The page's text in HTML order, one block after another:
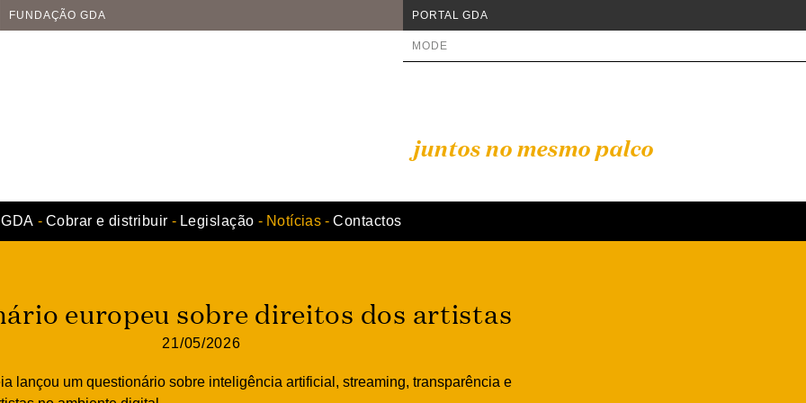
FUNDAÇÃO GDA PORTAL GDA
juntos no mesmo palco
MODE
GDA Cobrar e distribuir Legislação Notícias Contactos
europeu sobre direitos dos artistas
21/05/2026
lançou um questionário sobre inteligência artificial, streaming, transparência e